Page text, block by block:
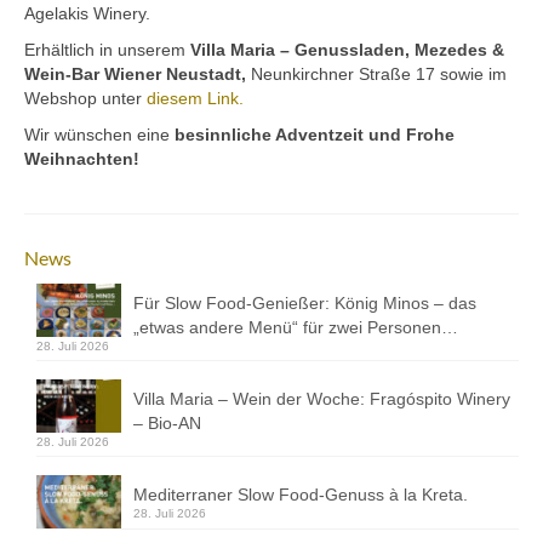
Kontakt
Downloads
Datenschutz
Impressum
Agelakis Winery.
Erhältlich in unserem Villa Maria – Genussladen, Mezedes &
Wein-Bar Wiener Neustadt, Neunkirchner Straße 17 sowie im
Webshop unter diesem Link.
Wir wünschen eine besinnliche Adventzeit und Frohe
Weihnachten!
News
Für Slow Food-Genießer: König Minos – das
„etwas andere Menü“ für zwei Personen…
28. Juli 2026
Villa Maria – Wein der Woche: Fragóspito Winery
– Bio-AN
28. Juli 2026
Mediterraner Slow Food-Genuss à la Kreta.
28. Juli 2026